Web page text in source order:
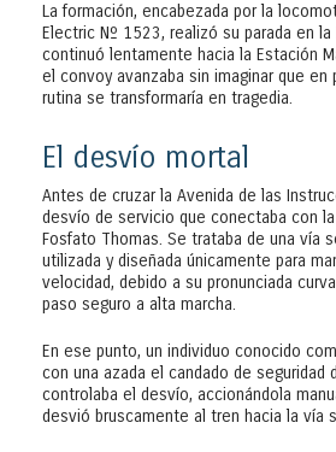
La formación, encabezada por la
Electric Nº 1523, realizó su parada en
continuó lentamente hacia la Estación
el convoy avanzaba sin imaginar que en
rutina se transformaría en tragedia.
El desvío mortal
Antes de cruzar la Avenida de las
desvío de servicio que conectaba con
Fosfato Thomas. Se trataba de una vía
utilizada y diseñada únicamente para
velocidad, debido a su pronunciada
paso seguro a alta marcha.
En ese punto, un individuo conocido
con una azada el candado de seguridad
controlaba el desvío, accionándola
desvió bruscamente al tren hacia la vía